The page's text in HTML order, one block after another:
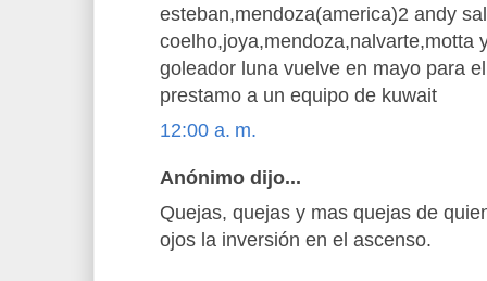
esteban,mendoza(america)2 andy
coelho,joya,mendoza,nalvarte,motta
goleador luna vuelve en mayo para
prestamo a un equipo de kuwait
12:00 a. m.
Anónimo dijo...
Quejas, quejas y mas quejas de
ojos la inversión en el ascenso.